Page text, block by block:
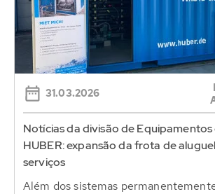
31.03.2026
Notícias da divisão de Equipamentos
HUBER: expansão da frota de
serviços
Além dos sistemas